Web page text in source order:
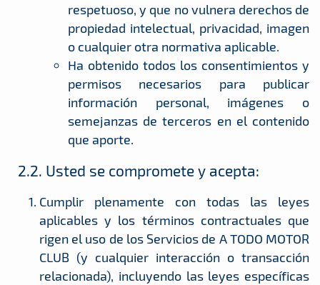
respetuoso, y que no vulnera derechos de
propiedad intelectual, privacidad, imagen
o cualquier otra normativa aplicable.
Ha obtenido todos los consentimientos y
permisos necesarios para publicar
información personal, imágenes o
semejanzas de terceros en el contenido
que aporte.
2.2. Usted se compromete y acepta:
Cumplir plenamente con todas las leyes
aplicables y los términos contractuales que
rigen el uso de los Servicios de A TODO MOTOR
CLUB (y cualquier interacción o transacción
relacionada), incluyendo las leyes específicas